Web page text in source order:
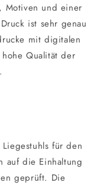
Motiven und einer
ist sehr genau
mit digitalen
Qualität der
für den
auf die Einhaltung
geprüft. Die